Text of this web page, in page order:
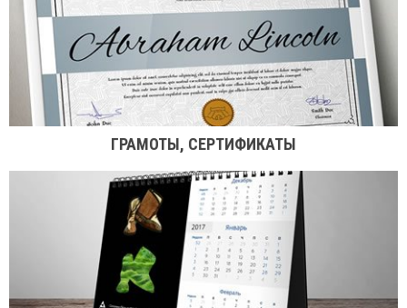
ГРАМОТЫ, СЕРТИФИКАТЫ